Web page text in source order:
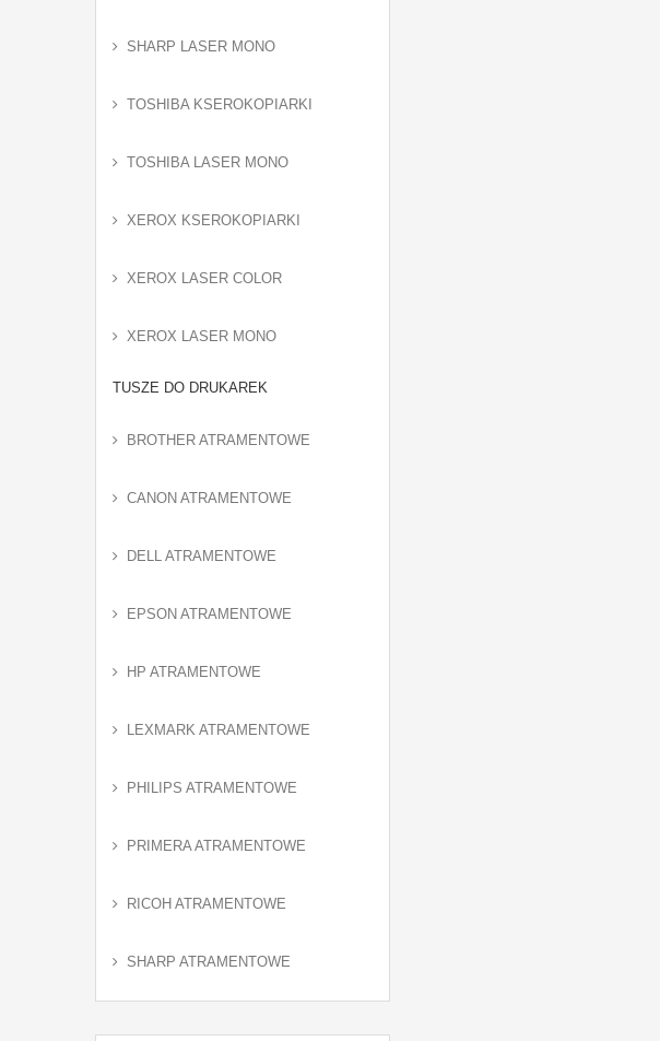
SHARP LASER MONO
TOSHIBA KSEROKOPIARKI
TOSHIBA LASER MONO
XEROX KSEROKOPIARKI
XEROX LASER COLOR
XEROX LASER MONO
TUSZE DO DRUKAREK
BROTHER ATRAMENTOWE
CANON ATRAMENTOWE
DELL ATRAMENTOWE
EPSON ATRAMENTOWE
HP ATRAMENTOWE
LEXMARK ATRAMENTOWE
PHILIPS ATRAMENTOWE
PRIMERA ATRAMENTOWE
RICOH ATRAMENTOWE
SHARP ATRAMENTOWE